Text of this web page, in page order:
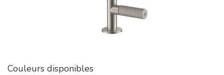
Couleurs disponibles